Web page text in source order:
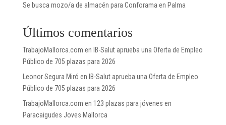
Se busca mozo/a de almacén para Conforama en Palma
Últimos comentarios
TrabajoMallorca.com en IB-Salut aprueba una Oferta de Empleo
Público de 705 plazas para 2026
Leonor Segura Miró en IB-Salut aprueba una Oferta de Empleo
Público de 705 plazas para 2026
TrabajoMallorca.com en 123 plazas para jóvenes en
Paracaigudes Joves Mallorca